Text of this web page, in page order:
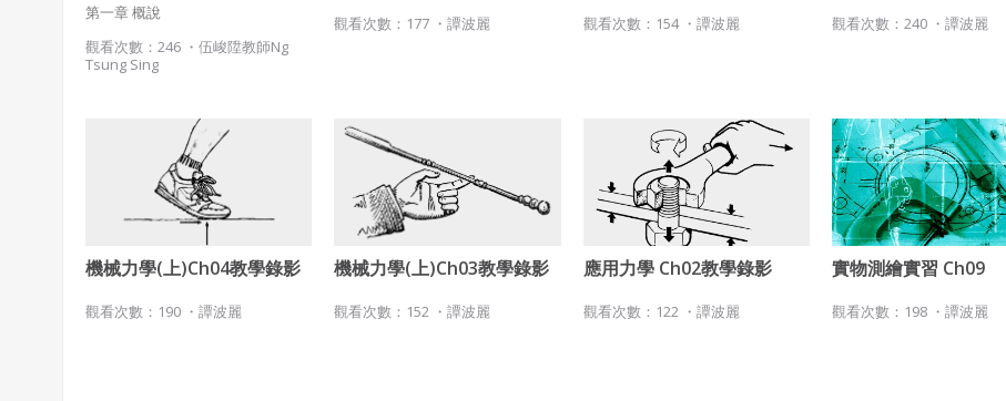
第一章 概說
觀看次數：246 ・ 伍峻陞教師Ng
Tsung Sing
觀看次數：177 ・譚波麗 觀看次數：154 ・ 譚波麗 觀看次數：240 ・ 譚波麗
機械力學(上)Ch04教學錄影
觀看次數：190 ・ 譚波麗
機械力學(上)Ch03教學錄影
觀看次數：152 ・譚波麗
應用力學 Ch02教學錄影
觀看次數：122 ・ 譚波麗
實物測繪實習 Ch09
觀看次數：198 ・ 譚波麗
使用 Google 帳號登入
已閱讀 使用條款 隱私政策
已經有註冊帳號了嗎？點擊 立刻登入
衍生著作：係指就授權內容改作之創作。
二、會員規範
會員同意遵守本系統之會員規範、著作權條款及隱私權政策。
違反前項約定者，本系統得終止會員資格。
三、著作權授權
我同意上述會員條款
同意上述條款，確定註冊